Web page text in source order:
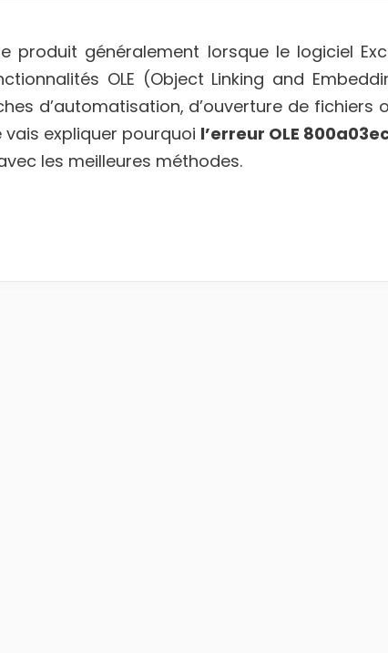
produit généralement lorsque le logiciel
OLE (Object Linking and
d’automatisation, d’ouverture de fichiers
expliquer pourquoi l’erreur OLE
les meilleures méthodes.